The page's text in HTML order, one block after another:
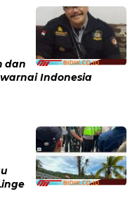
dan
Indonesia